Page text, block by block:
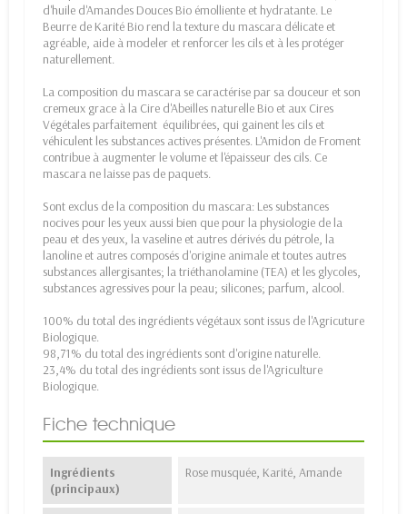
d'huile d'Amandes Douces Bio émolliente et hydratante. Le
Beurre de Karité Bio rend la texture du mascara délicate et
agréable, aide à modeler et renforcer les cils et à les protéger
naturellement.
La composition du mascara se caractérise par sa douceur et son
cremeux grace à la Cire d'Abeilles naturelle Bio et aux Cires
Végétales parfaitement équilibrées, qui gainent les cils et
véhiculent les substances actives présentes. L'Amidon de Froment
contribue à augmenter le volume et l'épaisseur des cils. Ce
mascara ne laisse pas de paquets.
Sont exclus de la composition du mascara: Les substances
nocives pour les yeux aussi bien que pour la physiologie de la
peau et des yeux, la vaseline et autres dérivés du pétrole, la
lanoline et autres composés d'origine animale et toutes autres
substances allergisantes; la triéthanolamine (TEA) et les glycoles,
substances agressives pour la peau; silicones; parfum, alcool.
100% du total des ingrédients végétaux sont issus de l'Agricuture
Biologique.
98,71% du total des ingrédients sont d'origine naturelle.
23,4% du total des ingrédients sont issus de l'Agriculture
Biologique.
Fiche technique
Ingrédients
(principaux)
Rose musquée, Karité, Amande